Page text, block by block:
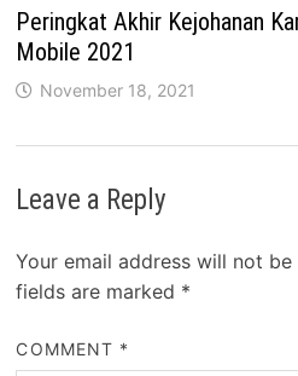
Peringkat Akhir Kejohanan
Mobile 2021
November 18, 2021
Leave a Reply
Your email address will not be
fields are marked *
COMMENT *